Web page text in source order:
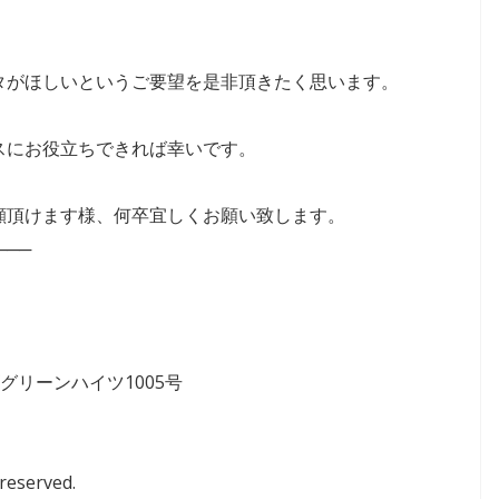
ほしいというご要望を是非頂きたく思います。
お役立ちできれば幸いです。
けます様、何卒宜しくお願い致します。
リーンハイツ1005号